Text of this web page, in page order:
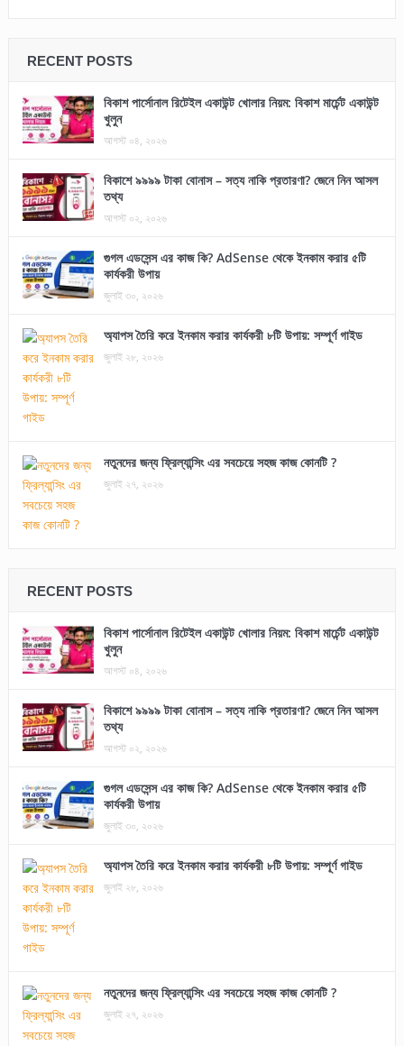
RECENT POSTS
বিকাশ পার্সোনাল রিটেইল একাউন্ট খোলার নিয়ম: বিকাশ মার্চেন্ট একাউন্ট
খুলুন
আগস্ট ০৪, ২০২৬
বিকাশে ৯৯৯৯ টাকা বোনাস – সত্য নাকি প্রতারণা? জেনে নিন আসল
তথ্য
আগস্ট ০২, ২০২৬
গুগল এডসেন্স এর কাজ কি? AdSense থেকে ইনকাম করার ৫টি
কার্যকরী উপায়
জুলাই ৩০, ২০২৬
অ্যাপস তৈরি করে ইনকাম করার কার্যকরী ৮টি উপায়: সম্পূর্ণ গাইড
জুলাই ২৮, ২০২৬
নতুনদের জন্য ফ্রিল্যান্সিং এর সবচেয়ে সহজ কাজ কোনটি ?
জুলাই ২৭, ২০২৬
RECENT POSTS
বিকাশ পার্সোনাল রিটেইল একাউন্ট খোলার নিয়ম: বিকাশ মার্চেন্ট একাউন্ট
খুলুন
আগস্ট ০৪, ২০২৬
বিকাশে ৯৯৯৯ টাকা বোনাস – সত্য নাকি প্রতারণা? জেনে নিন আসল
তথ্য
আগস্ট ০২, ২০২৬
গুগল এডসেন্স এর কাজ কি? AdSense থেকে ইনকাম করার ৫টি
কার্যকরী উপায়
জুলাই ৩০, ২০২৬
অ্যাপস তৈরি করে ইনকাম করার কার্যকরী ৮টি উপায়: সম্পূর্ণ গাইড
জুলাই ২৮, ২০২৬
নতুনদের জন্য ফ্রিল্যান্সিং এর সবচেয়ে সহজ কাজ কোনটি ?
জুলাই ২৭, ২০২৬